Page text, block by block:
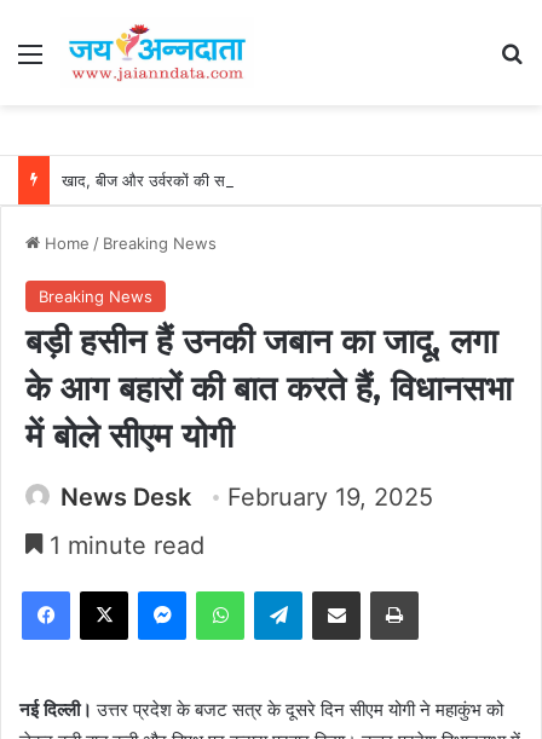
Menu
Home / Breaking News
Breaking News
बड़ी हसीन हैं उनकी जबान का जादू, लगा
के आग बहारों की बात करते हैं, विधानसभा
में बोले सीएम योगी
News Desk
February 19, 2025
1 minute read
Facebook
X MessengerWhatsAppTelegramShare via Email Print
नई दिल्ली। उत्तर प्रदेश के बजट सत्र के दूसरे दिन सीएम योगी ने महाकुंभ को